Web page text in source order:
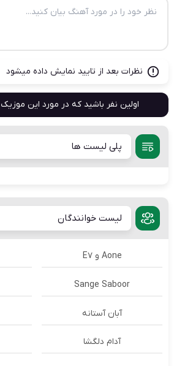
نظرات بعد از تایید نمایش داده میشود
اولین نفر باشید که در مورد این
پلی لیست ها
لیست خوانندگان
Aone و E7
Sange Saboor
آبان آستانه
آدام دلگشا